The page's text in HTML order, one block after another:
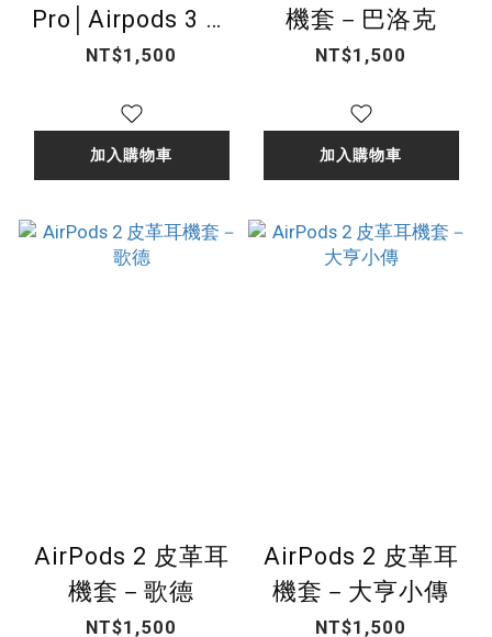
Pro│Airpods 3 皮
革耳機套－歌德
NT$1,500
加入購物車
機套－巴洛克
NT$1,500
加入購物車
AirPods 2 皮革耳
機套－歌德
NT$1,500
AirPods 2 皮革耳
機套－大亨小傳
NT$1,500